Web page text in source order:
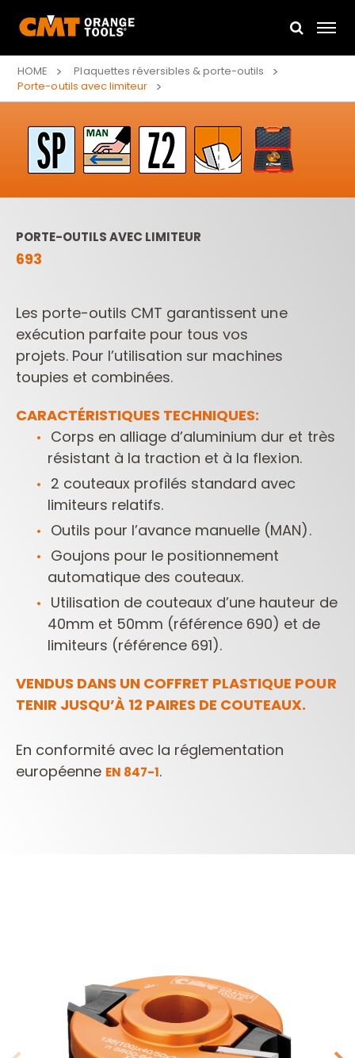
HOME
Plaquettes réversibles & porte-outils
Porte-outils avec limiteur
PORTE-OUTILS AVEC LIMITEUR
693
Les porte-outils CMT garantissent une
exécution parfaite pour tous vos
projets. Pour l’utilisation sur machines
toupies et combinées.
CARACTÉRISTIQUES TECHNIQUES:
Corps en alliage d’aluminium dur et très
résistant à la traction et à la flexion.
2 couteaux profilés standard avec
limiteurs relatifs.
Outils pour l’avance manuelle (MAN).
Goujons pour le positionnement
automatique des couteaux.
Utilisation de couteaux d’une hauteur de
40mm et 50mm (référence 690) et de
limiteurs (référence 691).
VENDUS DANS UN COFFRET PLASTIQUE POUR
TENIR JUSQU’À 12 PAIRES DE COUTEAUX.
En conformité avec la réglementation
européenne EN 847-1.